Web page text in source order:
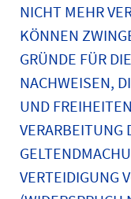
NICHT MEHR
KÖNNEN
GRÜNDE FÜR
NACHWEISEN,
UND
VERARBEITUNG
VERTEIDIGUNG